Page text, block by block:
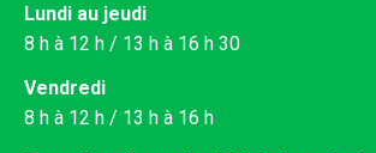
Lundi au jeudi
8 h à 12 h / 13 h à 16 h 30
Vendredi
8 h à 12 h / 13 h à 16 h